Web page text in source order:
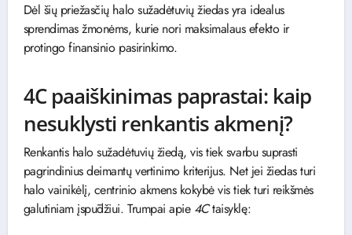
Dėl šių priežasčių halo sužadėtuvių žiedas yra idealus
sprendimas žmonėms, kurie nori maksimalaus efekto ir
protingo finansinio pasirinkimo.
4C paaiškinimas paprastai: kaip
nesuklysti renkantis akmenį?
Renkantis halo sužadėtuvių žiedą, vis tiek svarbu suprasti
pagrindinius deimantų vertinimo kriterijus. Net jei žiedas turi
halo vainikėlį, centrinio akmens kokybė vis tiek turi reikšmės
galutiniam įspūdžiui. Trumpai apie 4Ctaisyklę: